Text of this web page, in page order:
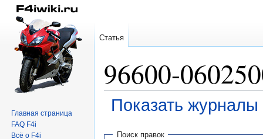
96600-
Показать
Перейти
Перейти
Поиск правок
Статья
Главная страница
FAQ F4i
Всё о F4i